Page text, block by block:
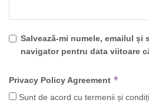
Salvează-mi numele, emailul și
navigator pentru data viitoare
Privacy Policy Agreement *
Sunt de acord cu termenii și